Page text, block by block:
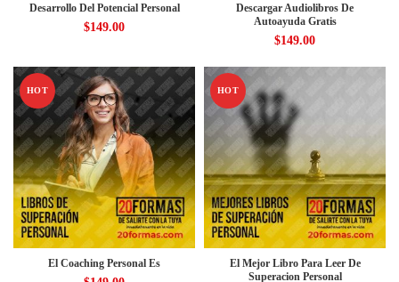
Desarrollo Del Potencial Personal
$149.00
Descargar Audiolibros De
Autoayuda Gratis
$149.00
HOT
El Coaching Personal Es
HOT
El Mejor Libro Para Leer De
Superacion Personal